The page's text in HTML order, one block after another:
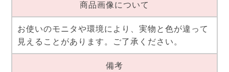
商品画像について
お使いのモニタや環境により、実物と色が違って
見えることがあります。ご了承ください。
備考